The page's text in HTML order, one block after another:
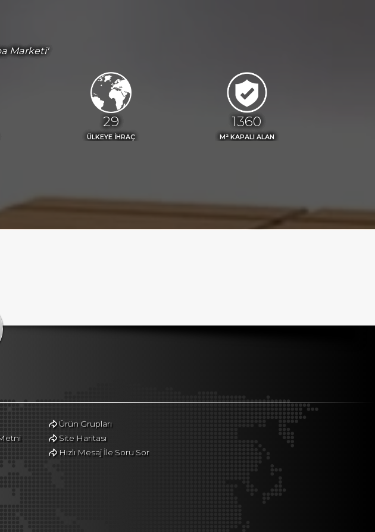
Marketi'
33
ÜLKEYE İHRAÇ
1500
M² KAPALI ALAN
Ürün Grupları
Site Haritası
Hızlı Mesaj İle Soru Sor